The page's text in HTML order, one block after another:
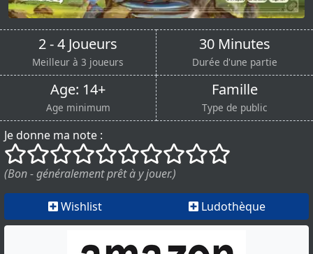
2 - 4 Joueurs
Meilleur à 3 joueurs
30 Minutes
Durée d'une partie
Age: 14+
Age minimum
Famille
Type de public
Je donne ma note :
()
() () () () () () () ()
()
(Bon - généralement prêt à y jouer.)
Wishlist Ludothèque